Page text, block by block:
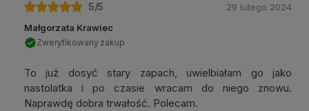
5/5
Małgorzata Krawiec
Zweryfikowany zakup
To już dosyć stary zapach, uwielbiałam go jako
nastolatka i po czasie wracam do niego znowu.
Naprawdę dobra trwałość. Polecam.
29 lutego 2024